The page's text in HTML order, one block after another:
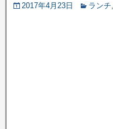
2017年4月23日 ランチ,